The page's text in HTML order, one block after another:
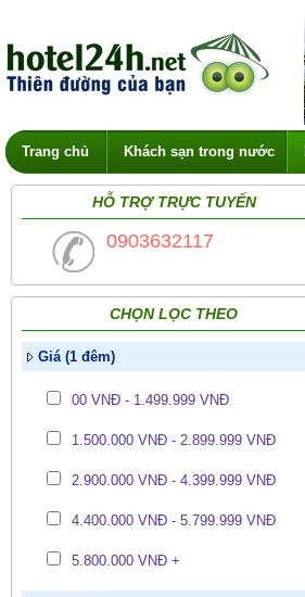
Trang chủ Khách sạn trong nước
HỖ TRỢ TRỰC TUYẾN
0903632117
CHỌN LỌC THEO
Giá (1 đêm)
00 VNĐ - 1.499.999 VNĐ
1.500.000 VNĐ - 2.899.999 VNĐ
2.900.000 VNĐ - 4.399.999 VNĐ
4.400.000 VNĐ - 5.799.999 VNĐ
5.800.000 VNĐ +